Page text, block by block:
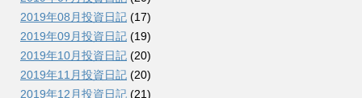
2019年08月投資日記 (17)
2019年09月投資日記 (19)
2019年10月投資日記 (20)
2019年11月投資日記 (20)
2019年12月投資日記 (21)